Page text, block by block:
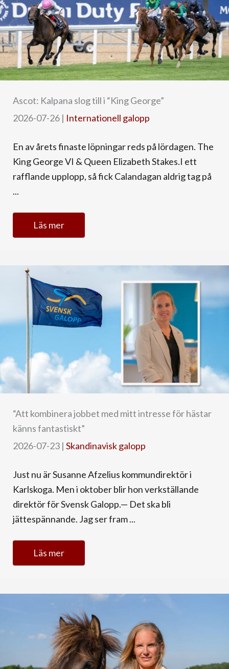
Ascot: Kalpana slog till i “King George”
2026-07-26 | Internationell galopp
En av årets finaste löpningar reds på lördagen. The
King George VI & Queen Elizabeth Stakes.I ett
rafflande upplopp, så fick Calandagan aldrig tag på
...
Läs mer
“Att kombinera jobbet med mitt intresse för hästar
känns fantastiskt”
2026-07-23 | Skandinavisk galopp
Just nu är Susanne Afzelius kommundirektör i
Karlskoga. Men i oktober blir hon verkställande
direktör för Svensk Galopp.— Det ska bli
jättespännande. Jag ser fram ...
Läs mer